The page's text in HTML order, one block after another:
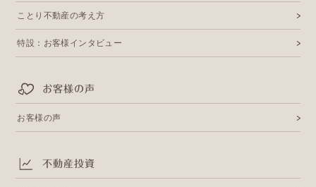
ことり不動産の考え方
特設：お客様インタビュー
お客様の声
お客様の声
不動産投資